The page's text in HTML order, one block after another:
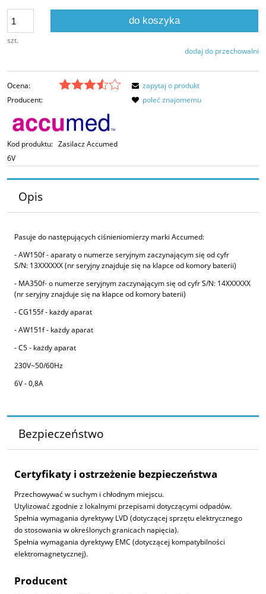
szt.
do koszyka
dodaj do przechowalni
Ocena:
Producent:
Kod produktu: Zasilacz Accumed
6V
zapytaj o produkt
poleć znajomemu
Opis
Pasuje do następujących ciśnieniomierzy marki Accumed:
- AW150f - aparaty o numerze seryjnym zaczynającym się od cyfr
S/N: 13XXXXXX (nr seryjny znajduje się na klapce od komory baterii)
- MA350f- o numerze seryjnym zaczynającym się od cyfr S/N: 14XXXXXX
(nr seryjny znajduje się na klapce od komory baterii)
- CG155f - każdy aparat
- AW151f - każdy aparat
- C5 - każdy aparat
230V~50/60Hz
6V - 0,8A
Bezpieczeństwo
Certyfikaty i ostrzeżenie bezpieczeństwa
Przechowywać w suchym i chłodnym miejscu.
Utylizować zgodnie z lokalnymi przepisami dotyczącymi odpadów.
Spełnia wymagania dyrektywy LVD (dotyczącej sprzętu elektrycznego
do stosowania w określonych granicach napięcia).
Spełnia wymagania dyrektywy EMC (dotyczącej kompatybilności
elektromagnetycznej).
Producent